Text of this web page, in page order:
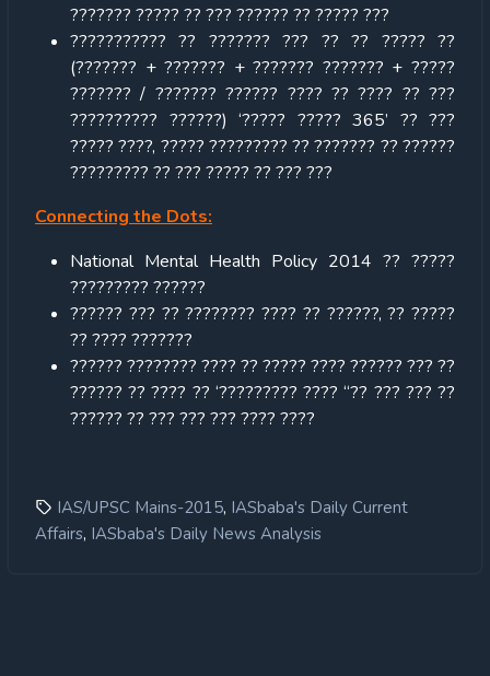
??????? ????? ?? ??? ?????? ?? ????? ???
??????????? ?? ??????? ??? ?? ?? ????? ??
(??????? + ??????? + ??????? ??????? + ?????
??????? / ??????? ?????? ???? ?? ???? ?? ???
?????????? ??????) ‘????? ????? 365’ ?? ???
????? ????, ????? ????????? ?? ??????? ?? ??????
????????? ?? ??? ????? ?? ??? ???
Connecting the Dots:
National Mental Health Policy 2014 ?? ?????
????????? ??????
?????? ??? ?? ???????? ???? ?? ??????, ?? ?????
?? ???? ???????
?????? ???????? ???? ?? ????? ???? ?????? ??? ??
?????? ?? ???? ?? ‘????????? ???? “?? ??? ??? ??
?????? ?? ??? ??? ??? ???? ????
IAS/UPSC Mains-2015, IASbaba's Daily Current
Affairs, IASbaba's Daily News Analysis